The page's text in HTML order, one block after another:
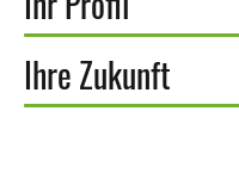
Ihre Zukunft